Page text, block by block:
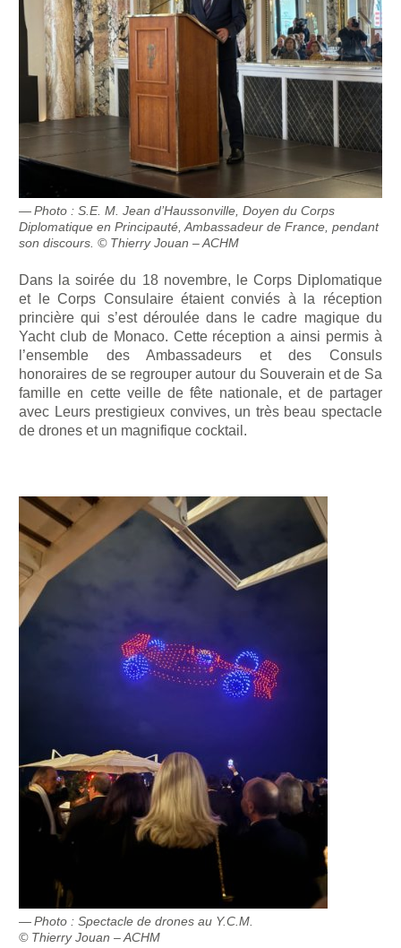
Photo : S.E. M. Jean d’Haussonville, Doyen du Corps
Diplomatique en Principauté, Ambassadeur de France, pendant
son discours. © Thierry Jouan – ACHM
Dans la soirée du 18 novembre, le Corps Diplomatique
et le Corps Consulaire étaient conviés à la réception
princière qui s’est déroulée dans le cadre magique du
Yacht club de Monaco. Cette réception a ainsi permis à
l’ensemble des Ambassadeurs et des Consuls
honoraires de se regrouper autour du Souverain et de Sa
famille en cette veille de fête nationale, et de partager
avec Leurs prestigieux convives, un très beau spectacle
de drones et un magnifique cocktail.
Photo : Spectacle de drones au Y.C.M.
© Thierry Jouan – ACHM